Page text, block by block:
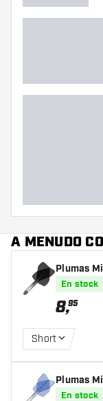
Forma de
A MENUDO
Plumas
En stock
8,95
Short
Plumas
En stock